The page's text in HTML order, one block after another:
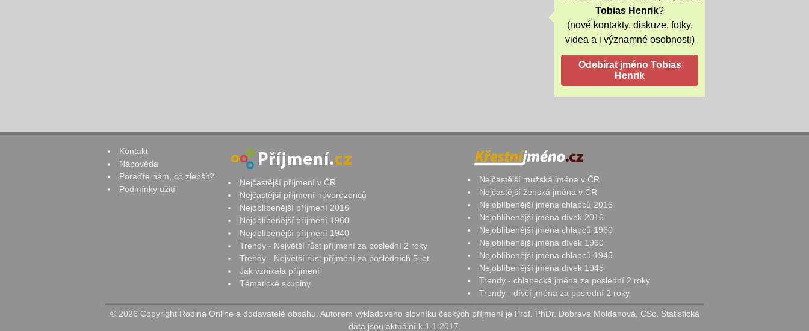
Tobias Henrik?
(nové kontakty, diskuze, fotky,
videa a i významné osobnosti)
Kontakt
Nápověda
Poraďte nám, co zlepšit?
Podmínky užití
Nejčastější příjmení v ČR
Nejčastější příjmení novorozenců
Nejoblíbenější příjmení 2016
Nejoblíbenější příjmení 1960
Nejoblíbenější příjmení 1940
Trendy - Největší růst příjmení za poslední 2 roky
Trendy - Největší růst příjmení za posledních 5 let
Jak vznikala příjmení
Tématické skupiny
Nejčastější mužská jména v ČR
Nejčastější ženská jména v ČR
Nejoblíbenější jména chlapců 2016
Nejoblíbenější jména dívek 2016
Nejoblíbenější jména chlapců 1960
Nejoblíbenější jména dívek 1960
Nejoblíbenější jména chlapců 1945
Nejoblíbenější jména dívek 1945
Trendy - chlapecká jména za poslední 2 roky
Trendy - dívčí jména za poslední 2 roky
© 2026 Copyright Rodina Online a dodavatelé obsahu. Autorem výkladového slovníku českých příjmení je Prof. PhDr. Dobrava Moldanová, CSc. Statistická
data jsou aktuální k 1.1.2017.